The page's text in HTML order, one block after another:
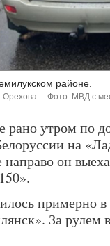
районе.
Орехова. Фото: МВД с
рано утром по
на
направо он
примерно
За рулем